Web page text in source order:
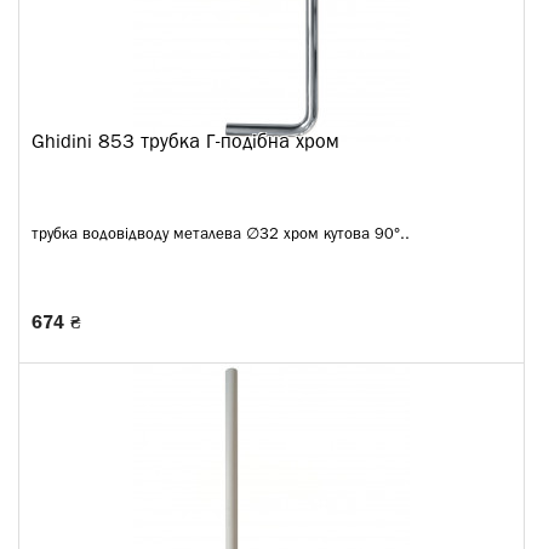
Ghidini 853 трубка Г-подібна хром
трубка водовідводу металева ∅32 хром кутова 90°..
674 ₴